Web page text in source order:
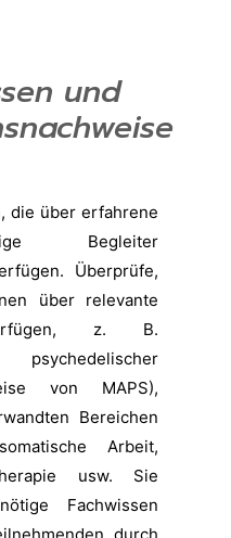
und
die über erfahrene
Begleiter
Überprüfe,
über relevante
z. B.
von MAPS),
Bereichen
Arbeit,
usw. Sie
Fachwissen